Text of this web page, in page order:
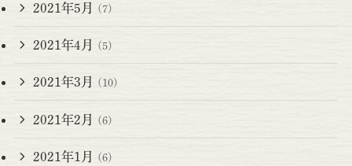
2021年5月 (7)
2021年4月 (5)
2021年3月 (10)
2021年2月 (6)
2021年1月 (6)